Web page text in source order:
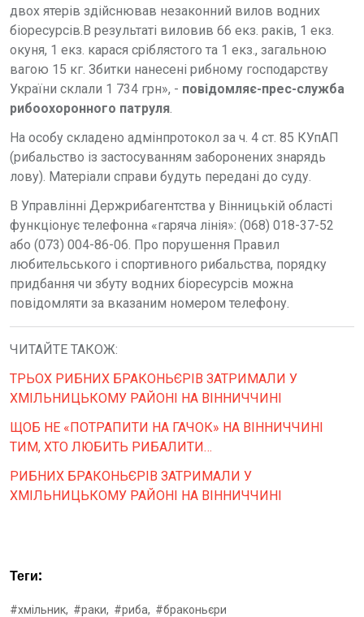
двох ятерів здійснював незаконний вилов водних
біоресурсів.В результаті виловив 66 екз. раків, 1 екз.
окуня, 1 екз. карася сріблястого та 1 екз., загальною
вагою 15 кг. Збитки нанесені рибному господарству
України склали 1 734 грн», - повідомляє-прес-служба
рибоохоронного патруля.
На особу складено адмінпротокол за ч. 4 ст. 85 КУпАП
(рибальство із застосуванням заборонених знарядь
лову). Матеріали справи будуть передані до суду.
В Управлінні Держрибагентства у Вінницькій області
функціонує телефонна «гаряча лінія»: (068) 018-37-52
або (073) 004-86-06. Про порушення Правил
любительського і спортивного рибальства, порядку
придбання чи збуту водних біоресурсів можна
повідомляти за вказаним номером телефону.
ЧИТАЙТЕ ТАКОЖ:
ТРЬОХ РИБНИХ БРАКОНЬЄРІВ ЗАТРИМАЛИ У
ХМІЛЬНИЦЬКОМУ РАЙОНІ НА ВІННИЧЧИНІ
ЩОБ НЕ «ПОТРАПИТИ НА ГАЧОК» НА ВІННИЧЧИНІ
ТИМ, ХТО ЛЮБИТЬ РИБАЛИТИ…
РИБНИХ БРАКОНЬЄРІВ ЗАТРИМАЛИ У
ХМІЛЬНИЦЬКОМУ РАЙОНІ НА ВІННИЧЧИНІ
Теги:
#хмільник, #раки, #риба, #браконьєри